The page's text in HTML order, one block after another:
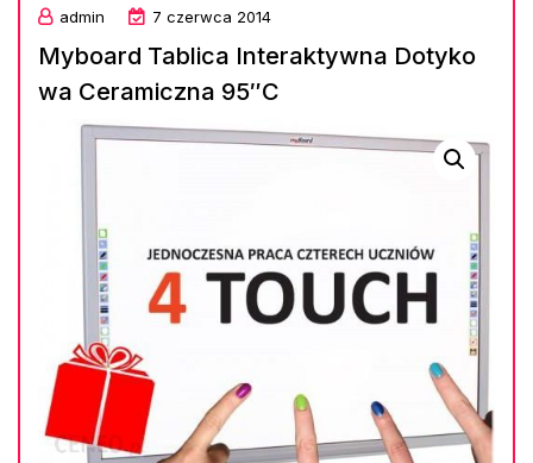
admin 7 czerwca 2014
Myboard Tablica Interaktywna Dotyko
wa Ceramiczna 95″C